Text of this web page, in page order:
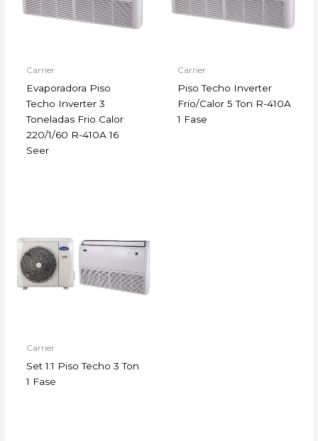
Carrier
Evaporadora Piso
Techo Inverter 3
Toneladas Frio Calor
220/1/60 R-410A 16
Seer
Carrier
Piso Techo Inverter
Frio/Calor 5 Ton R-410A
1 Fase
Carrier
Set 1:1 Piso Techo 3 Ton
1 Fase